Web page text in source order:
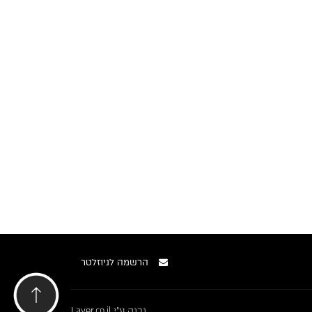
הרשמה לניוזלטר